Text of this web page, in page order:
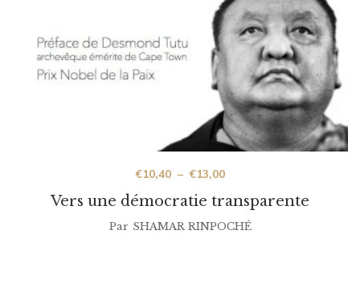
Vers une démocratie transparente
€10,40 – €13,00
Par SHAMAR RINPOCHÉ